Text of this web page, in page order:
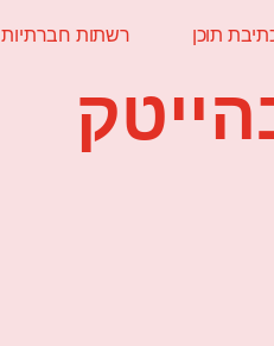
תוכן רשתות חברתיות